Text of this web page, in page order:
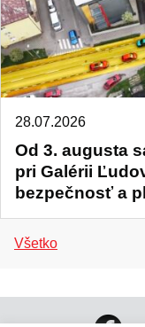
Od 3. augusta
pri Galérii
bezpečnosť a
28.07.2026
Všetko